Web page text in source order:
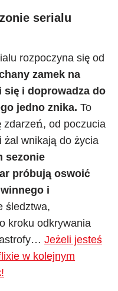
serialu
rozpoczyna się od
zamek na
i doprowadza do
jedno znika. To
zdarzeń, od poczucia
żal wnikają do życia
sezonie
próbują oswoić
i
śledztwa,
kroku odkrywania
Jeżeli jesteś
w kolejnym